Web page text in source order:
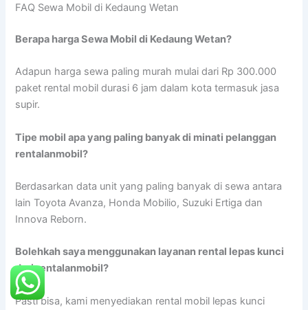
FAQ Sewa Mobil di Kedaung Wetan
Berapa harga Sewa Mobil di Kedaung Wetan?
Adapun harga sewa paling murah mulai dari Rp 300.000
paket rental mobil durasi 6 jam dalam kota termasuk jasa
supir.
Tipe mobil apa yang paling banyak di minati pelanggan
rentalanmobil?
Berdasarkan data unit yang paling banyak di sewa antara
lain Toyota Avanza, Honda Mobilio, Suzuki Ertiga dan
Innova Reborn.
Bolehkah saya menggunakan layanan rental lepas kunci
dari rentalanmobil?
Pasti bisa, kami menyediakan rental mobil lepas kunci